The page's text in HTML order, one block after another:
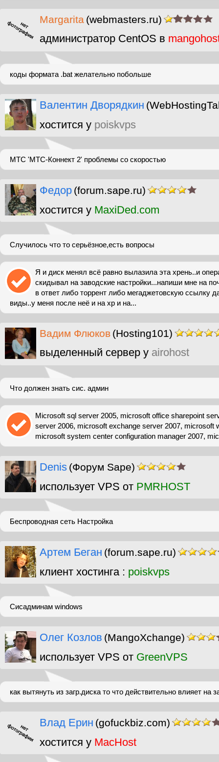
Margarita (webmasters.ru)
администратор CentOS в
коды формата .bat желательно побольше
Валентин Дворядкин
хостится у poiskvps
МТС 'МТС-Коннект 2' проблемы со скоростью
Федор (forum.sape.ru)
хостится у MaxiDed.com
Случилось что то серьёзное,есть вопросы
Я и диск менял всё равно вылазила эта хрень..и
скидывал на заводские настройки...напиши мне на
в ответ либо торрент либо мегаджетовскую ссылку
виды..у меня после неё и на хр и на...
Вадим Флюков (Hosting101)
выделенный сервер у airohost
Что должен знать сис. админ
Microsoft sql server 2005, microsoft office sharepoint
server 2006, microsoft exchange server 2007, microsoft
microsoft system center configuration manager 2007,
Denis (Форум Sape)
использует VPS от PMRHOST
Беспроводная сеть Настройка
Артем Беган (forum.sape.ru)
клиент хостинга : poiskvps
Сисадминам windows
Олег Козлов (MangoXchange)
использует VPS от GreenVPS
как вытянуть из загр.диска то что действительно влияет на
Влад Ерин (gofuckbiz.com)
хостится у MacHost